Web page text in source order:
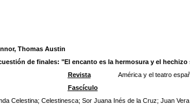
Thomas Austin
de finales: "El encanto es la hermosura y el
Revista América y el teatro
Fascículo
Celestina; Celestinesca; Sor Juana Inés de la Cruz; Juan